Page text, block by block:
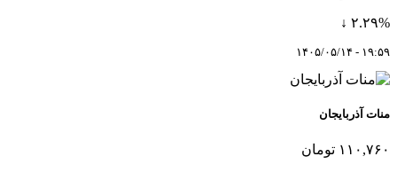
۲.۲۹% ↓
۱۹:۵۹ - ۱۴۰۵/۰۵/۱۴
منات آذربایجان
۱۱۰,۷۶۰ تومان